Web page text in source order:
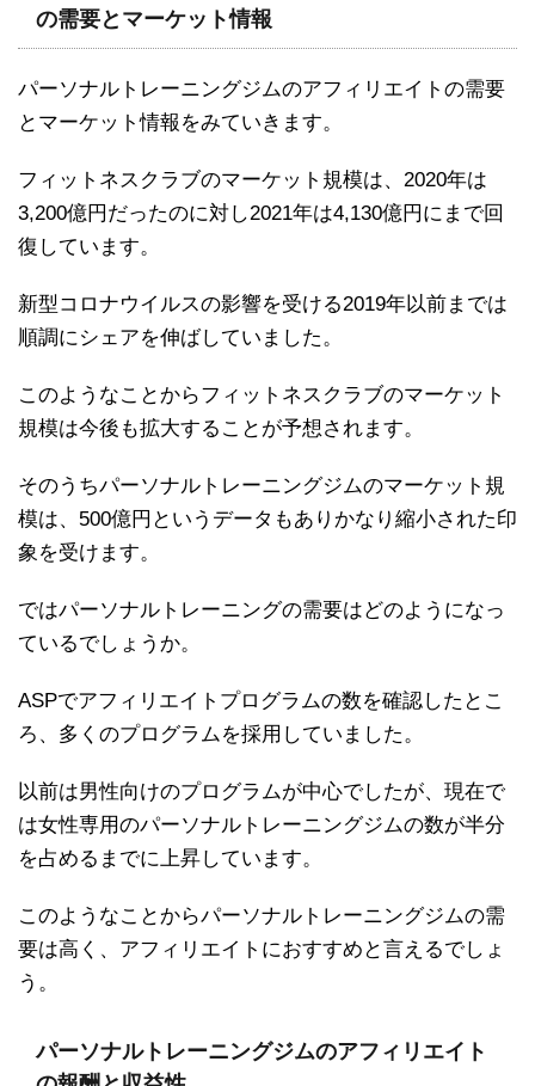
の需要とマーケット情報
パーソナルトレーニングジムのアフィリエイトの需要
とマーケット情報をみていきます。
フィットネスクラブのマーケット規模は、2020年は
3,200億円だったのに対し2021年は4,130億円にまで回
復しています。
新型コロナウイルスの影響を受ける2019年以前までは
順調にシェアを伸ばしていました。
このようなことからフィットネスクラブのマーケット
規模は今後も拡大することが予想されます。
そのうちパーソナルトレーニングジムのマーケット規
模は、500億円というデータもありかなり縮小された印
象を受けます。
ではパーソナルトレーニングの需要はどのようになっ
ているでしょうか。
ASPでアフィリエイトプログラムの数を確認したとこ
ろ、多くのプログラムを採用していました。
以前は男性向けのプログラムが中心でしたが、現在で
は女性専用のパーソナルトレーニングジムの数が半分
を占めるまでに上昇しています。
このようなことからパーソナルトレーニングジムの需
要は高く、アフィリエイトにおすすめと言えるでしょ
う。
パーソナルトレーニングジムのアフィリエイト